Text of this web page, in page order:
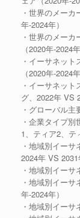
・世界のメー
年-2024年）
・世界のメー
（2020年-2024年
・イーサネッ
（2020年-2024年
・イーサネッ
グ、2022年 VS
・グローバル主
・企業タイプ
1、ティア2、テ
・地域別イー
2024年 VS
・地域別イーサ
・地域別イー
年-2024年）
・地域別イーサ